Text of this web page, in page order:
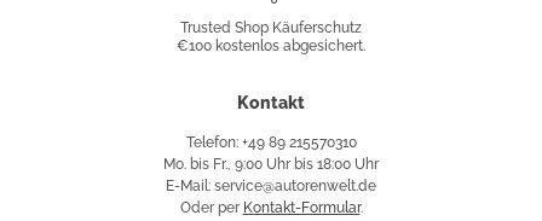
Käuferschutz
Trusted Shop Käuferschutz
€100 kostenlos abgesichert.
Kontakt
Telefon: +49 89 215570310
Mo. bis Fr., 9:00 Uhr bis 18:00 Uhr
E-Mail: service@autorenwelt.de
Oder per Kontakt-Formular.